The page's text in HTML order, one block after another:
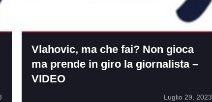
Vlahovic, ma che fai? Non gioca
ma prende in giro la giornalista –
VIDEO
Luglio 29, 2023